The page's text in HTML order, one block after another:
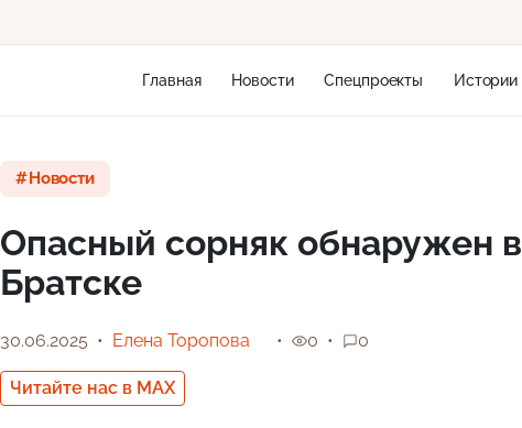
Главная Новости Спецпроекты Истории
Новости
Опасный сорняк обнаружен
Братске
30.06.2025 Елена Торопова
Читайте нас в MAX
0 0